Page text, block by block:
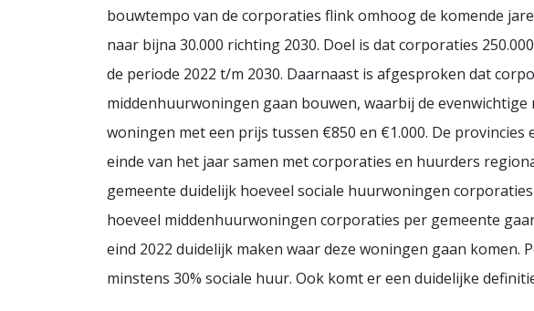
bouwtempo van de corporaties flink omhoog de komende
naar bijna 30.000 richting 2030. Doel is dat corporaties
de periode 2022 t/m 2030. Daarnaast is afgesproken dat
middenhuurwoningen gaan bouwen, waarbij de
woningen met een prijs tussen €850 en €1.000. De
einde van het jaar samen met corporaties en huurders
gemeente duidelijk hoeveel sociale huurwoningen
hoeveel middenhuurwoningen corporaties per gemeente
eind 2022 duidelijk maken waar deze woningen gaan komen.
minstens 30% sociale huur. Ook komt er een duidelijke